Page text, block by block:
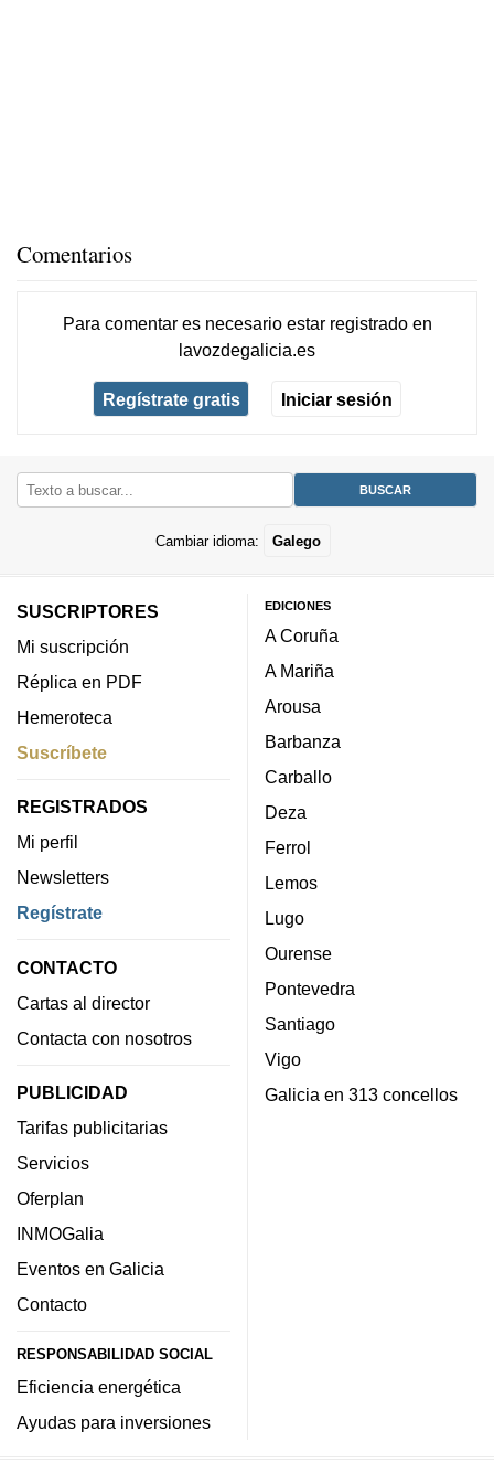
Comentarios
Para comentar es necesario estar registradoen
lavozdegalicia.es
Regístrate gratis Iniciar sesión
Cambiar idioma: Galego
SUSCRIPTORES
Mi suscripción
Réplica en PDF
Hemeroteca
Suscríbete
REGISTRADOS
Mi perfil
Newsletters
Regístrate
CONTACTO
Cartas al director
Contacta con nosotros
PUBLICIDAD
Tarifas publicitarias
Servicios
Oferplan
INMOGalia
Eventos en Galicia
Contacto
RESPONSABILIDAD SOCIAL
Eficiencia energética
Ayudas para inversiones
EDICIONES
A Coruña
A Mariña
Arousa
Barbanza
Carballo
Deza
Ferrol
Lemos
Lugo
Ourense
Pontevedra
Santiago
Vigo
Galicia en 313 concellos